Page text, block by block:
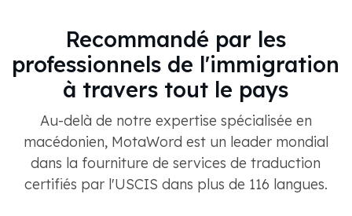
Recommandé par les
professionnels de l'immigration
à travers tout le pays
Au-delà de notre expertise spécialisée en
macédonien, MotaWord est un leader mondial
dans la fourniture de services de traduction
certifiés par l'USCIS dans plus de 116 langues.